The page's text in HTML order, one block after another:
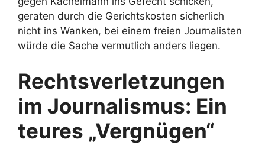
geraten durch die Gerichtskosten sicherlich
nicht ins Wanken, bei einem freien Journalisten
würde die Sache vermutlich anders liegen.
Rechtsverletzungen
im Journalismus: Ein
teures „Vergnügen“